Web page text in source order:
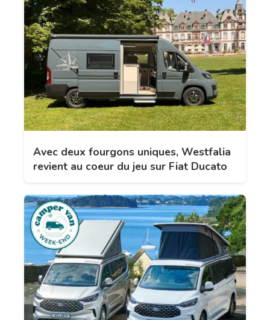
Avec deux fourgons uniques, Westfalia
revient au coeur du jeu sur Fiat Ducato